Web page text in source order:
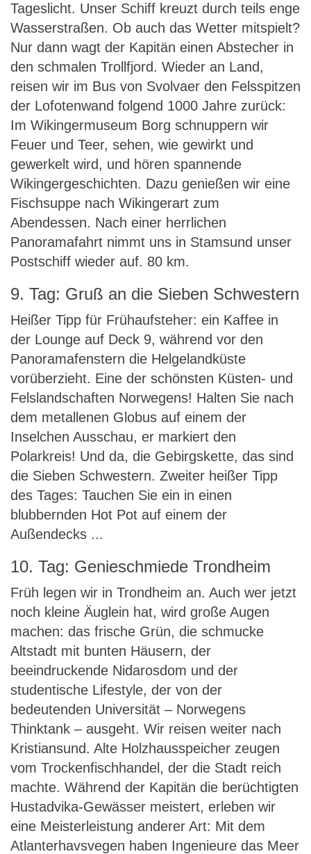
Tageslicht. Unser Schiff kreuzt durch teils enge
Wasserstraßen. Ob auch das Wetter mitspielt?
Nur dann wagt der Kapitän einen Abstecher in
den schmalen Trollfjord. Wieder an Land,
reisen wir im Bus von Svolvaer den Felsspitzen
der Lofotenwand folgend 1000 Jahre zurück:
Im Wikingermuseum Borg schnuppern wir
Feuer und Teer, sehen, wie gewirkt und
gewerkelt wird, und hören spannende
Wikingergeschichten. Dazu genießen wir eine
Fischsuppe nach Wikingerart zum
Abendessen. Nach einer herrlichen
Panoramafahrt nimmt uns in Stamsund unser
Postschiff wieder auf. 80 km.
9. Tag: Gruß an die Sieben Schwestern
Heißer Tipp für Frühaufsteher: ein Kaffee in
der Lounge auf Deck 9, während vor den
Panoramafenstern die Helgelandküste
vorüberzieht. Eine der schönsten Küsten- und
Felslandschaften Norwegens! Halten Sie nach
dem metallenen Globus auf einem der
Inselchen Ausschau, er markiert den
Polarkreis! Und da, die Gebirgskette, das sind
die Sieben Schwestern. Zweiter heißer Tipp
des Tages: Tauchen Sie ein in einen
blubbernden Hot Pot auf einem der
Außendecks ...
10. Tag: Genieschmiede Trondheim
Früh legen wir in Trondheim an. Auch wer jetzt
noch kleine Äuglein hat, wird große Augen
machen: das frische Grün, die schmucke
Altstadt mit bunten Häusern, der
beeindruckende Nidarosdom und der
studentische Lifestyle, der von der
bedeutenden Universität – Norwegens
Thinktank – ausgeht. Wir reisen weiter nach
Kristiansund. Alte Holzhausspeicher zeugen
vom Trockenfischhandel, der die Stadt reich
machte. Während der Kapitän die berüchtigten
Hustadvika-Gewässer meistert, erleben wir
eine Meisterleistung anderer Art: Mit dem
Atlanterhavsvegen haben Ingenieure das Meer